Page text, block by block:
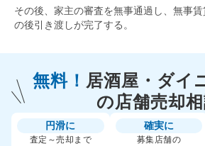
その後、家主の審査を無事通過し、無事
の後引き渡しが完了する。
無料！ 居酒屋・ダイ
の店舗売却
円滑に
査定～売却まで
確実に
募集店舗の